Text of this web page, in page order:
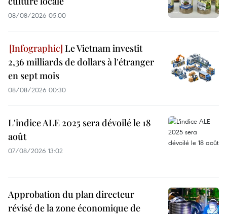
08/08/2026 05:00
Le Vietnam investit
2,36 milliards de dollars à l'étranger
en sept mois
08/08/2026 00:30
L'indice ALE 2025 sera dévoilé le 18
août
07/08/2026 13:02
Approbation du plan directeur
révisé de la zone économique de